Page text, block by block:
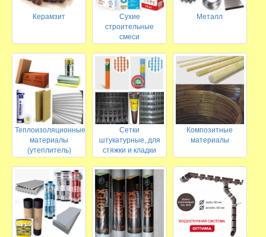
Керамзит
Сухие
строительные
смеси
Металл
Теплоизоляционные
материалы
(утеплитель)
Сетки
штукатурные, для
стяжки и кладки
Композитные
материалы